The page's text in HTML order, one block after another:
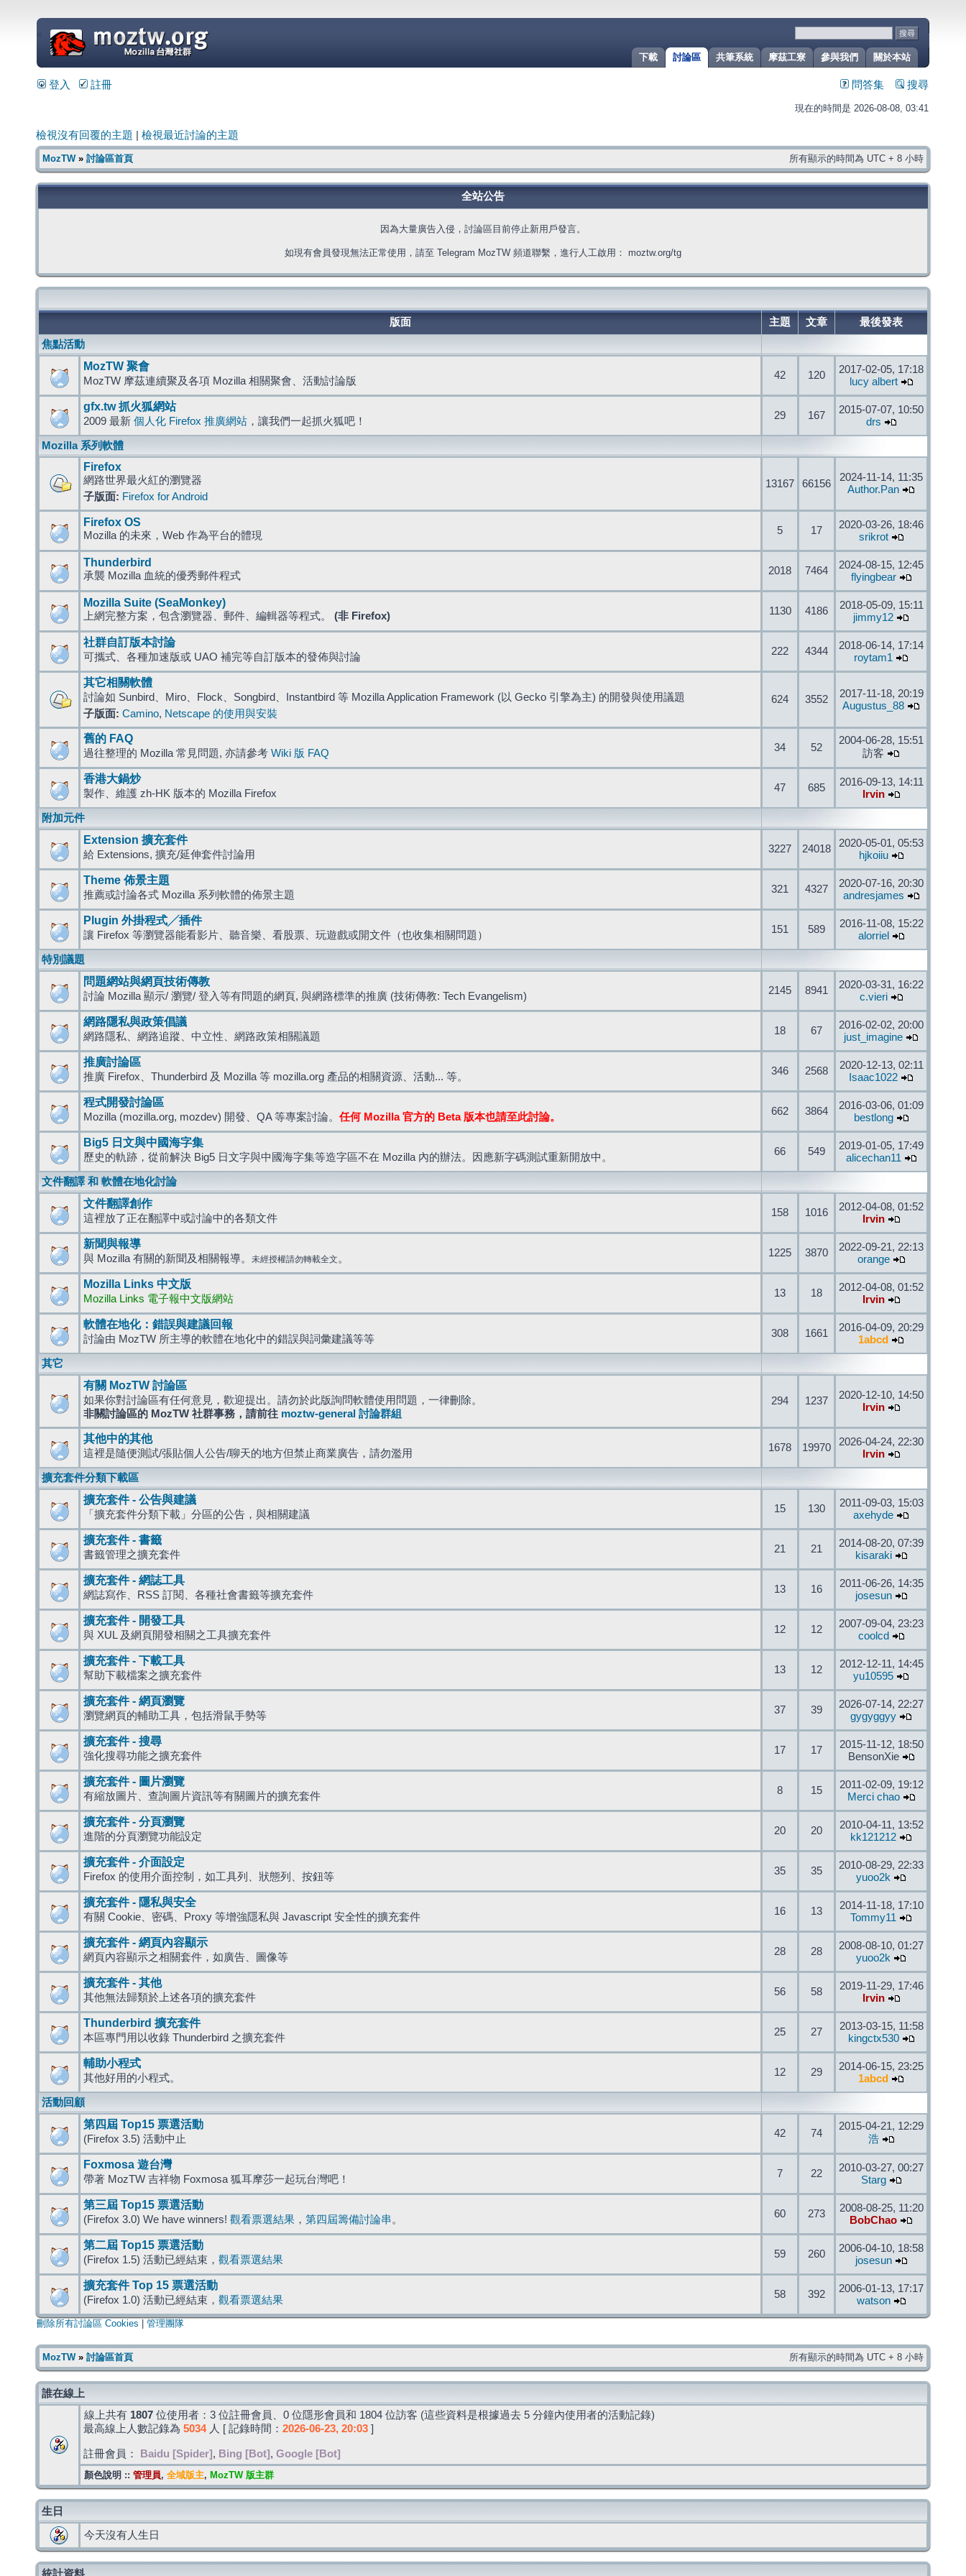
關於本站
參與我們
摩茲工寮
共筆系統
討論區
下載
=
登入 註冊 問答集 搜尋
現在的時間是 2026-08-08, 03:41
檢視沒有回覆的主題 檢視最近討論的主題
MozTW» 討論區首頁 所有顯示的時間為 UTC + 8 小時
全站公告
因為大量廣告入侵，討論區目前停止新用戶發言。
如現有會員發現無法正常使用，請至 Telegram MozTW 頻道聯繫，進行人工啟用： moztw.org/tg
版面 主題 文章
最後發表
焦點活動
MozTW 聚會
MozTW 摩茲連續聚及各項 Mozilla 相關聚會、活動討論版 42 120
2017-02-05, 17:18
lucy albert
gfx.tw 抓火狐網站
2009 最新 個人化 Firefox 推廣網站 ，讓我們一起抓火狐吧！ 29 167
2015-07-07, 10:50
drs
Mozilla 系列軟體
Firefox
網路世界最火紅的瀏覽器
子版面: Firefox for Android
13167 66156
2024-11-14, 11:35
Author.Pan
Firefox OS
Mozilla 的未來，Web 作為平台的體現 5 17
2020-03-26, 18:46
srikrot
Thunderbird
承襲 Mozilla 血統的優秀郵件程式 2018 7464
2024-08-15, 12:45
flyingbear
Mozilla Suite (SeaMonkey)
上網完整方案，包含瀏覽器、郵件、編輯器等程式。 (非 Firefox) 1130 4186
2018-05-09, 15:11
jimmy12
社群自訂版本討論
可攜式、各種加速版或 UAO 補完等自訂版本的發佈與討論 222 4344
2018-06-14, 17:14
roytam1
其它相關軟體
討論如 Sunbird、Miro、Flock、Songbird、Instantbird 等 Mozilla Application Framework (以 Gecko 引擎為主) 的開發與使用議題
子版面: Camino, Netscape 的使用與安裝
624 3552
2017-11-18, 20:19
Augustus_88
舊的 FAQ
過往整理的 Mozilla 常見問題, 亦請參考 Wiki 版 FAQ 34 52
2004-06-28, 15:51
訪客
香港大鍋炒
製作、維護 zh-HK 版本的 Mozilla Firefox 47 685
2016-09-13, 14:11
Irvin
附加元件
Extension 擴充套件
給 Extensions, 擴充/延伸套件討論用 3227 24018
2020-05-01, 05:53
hjkoiiu
Theme 佈景主題
推薦或討論各式 Mozilla 系列軟體的佈景主題 321 4327
2020-07-16, 20:30
andresjames
Plugin 外掛程式╱插件
讓 Firefox 等瀏覽器能看影片、聽音樂、看股票、玩遊戲或開文件（也收集相關問題） 151 589
2016-11-08, 15:22
alorriel
特別議題
問題網站與網頁技術傳教
討論 Mozilla 顯示/ 瀏覽/ 登入等有問題的網頁, 與網路標準的推廣 (技術傳教: Tech Evangelism) 2145 8941
2020-03-31, 16:22
c.vieri
網路隱私與政策倡議
網路隱私、網路追蹤、中立性、網路政策相關議題 18 67
2016-02-02, 20:00
just_imagine
推廣討論區
推廣 Firefox、Thunderbird 及 Mozilla 等 mozilla.org 產品的相關資源、活動... 等。 346 2568
2020-12-13, 02:11
Isaac1022
程式開發討論區
Mozilla (mozilla.org, mozdev) 開發、QA 等專案討論。 任何 Mozilla 官方的 Beta 版本也請至此討論。 662 3864
2016-03-06, 01:09
bestlong
Big5 日文與中國海字集
歷史的軌跡，從前解決 Big5 日文字與中國海字集等造字區不在 Mozilla 內的辦法。因應新字碼測試重新開放中。 66 549
2019-01-05, 17:49
alicechan11
文件翻譯 和 軟體在地化討論
文件翻譯創作
這裡放了正在翻譯中或討論中的各類文件 158 1016
2012-04-08, 01:52
Irvin
新聞與報導
與 Mozilla 有關的新聞及相關報導。 未經授權請勿轉載全文 。 1225 3870
2022-09-21, 22:13
orange
Mozilla Links 中文版
Mozilla Links 電子報中文版網站 13 18
2012-04-08, 01:52
Irvin
軟體在地化：錯誤與建議回報
討論由 MozTW 所主導的軟體在地化中的錯誤與詞彙建議等等 308 1661
2016-04-09, 20:29
1abcd
其它
有關 MozTW 討論區
如果你對討論區有任何意見，歡迎提出。請勿於此版詢問軟體使用問題，一律刪除。
非關討論區的 MozTW 社群事務，請前往 moztw-general 討論群組
294 1237
2020-12-10, 14:50
Irvin
其他中的其他
這裡是隨便測試/張貼個人公告/聊天的地方但禁止商業廣告，請勿濫用 1678 19970
2026-04-24, 22:30
Irvin
擴充套件分類下載區
擴充套件 - 公告與建議
「擴充套件分類下載」分區的公告，與相關建議 15 130
2011-09-03, 15:03
axehyde
擴充套件 - 書籤
書籤管理之擴充套件 21 21
2014-08-20, 07:39
kisaraki
擴充套件 - 網誌工具
網誌寫作、RSS 訂閱、各種社會書籤等擴充套件 13 16
2011-06-26, 14:35
josesun
擴充套件 - 開發工具
與 XUL 及網頁開發相關之工具擴充套件 12 12
2007-09-04, 23:23
coolcd
擴充套件 - 下載工具
幫助下載檔案之擴充套件 13 12
2012-12-11, 14:45
yu10595
擴充套件 - 網頁瀏覽
瀏覽網頁的輔助工具，包括滑鼠手勢等 37 39
2026-07-14, 22:27
gygyggyy
擴充套件 - 搜尋
強化搜尋功能之擴充套件 17 17
2015-11-12, 18:50
BensonXie
擴充套件 - 圖片瀏覽
有縮放圖片、查詢圖片資訊等有關圖片的擴充套件 8 15
2011-02-09, 19:12
Merci chao
擴充套件 - 分頁瀏覽
進階的分頁瀏覽功能設定 20 20
2010-04-11, 13:52
kk121212
擴充套件 - 介面設定
Firefox 的使用介面控制，如工具列、狀態列、按鈕等 35 35
2010-08-29, 22:33
yuoo2k
擴充套件 - 隱私與安全
有關 Cookie、密碼、Proxy 等增強隱私與 Javascript 安全性的擴充套件 16 13
2014-11-18, 17:10
Tommy11
擴充套件 - 網頁內容顯示
網頁內容顯示之相關套件，如廣告、圖像等 28 28
2008-08-10, 01:27
yuoo2k
擴充套件 - 其他
其他無法歸類於上述各項的擴充套件 56 58
2019-11-29, 17:46
Irvin
Thunderbird 擴充套件
本區專門用以收錄 Thunderbird 之擴充套件 25 27
2013-03-15, 11:58
kingctx530
輔助小程式
其他好用的小程式。 12 29
2014-06-15, 23:25
1abcd
活動回顧
第四屆 Top15 票選活動
(Firefox 3.5) 活動中止 42 74
2015-04-21, 12:29
浩
Foxmosa 遊台灣
帶著 MozTW 吉祥物 Foxmosa 狐耳摩莎一起玩台灣吧！ 7 22
2010-03-27, 00:27
Starg
第三屆 Top15 票選活動
(Firefox 3.0) We have winners! 觀看票選結果 ， 第四屆籌備討論串 。 60 273
2008-08-25, 11:20
BobChao
第二屆 Top15 票選活動
(Firefox 1.5) 活動已經結束， 觀看票選結果 59 260
2006-04-10, 18:58
josesun
擴充套件 Top 15 票選活動
(Firefox 1.0) 活動已經結束， 觀看票選結果 58 392
2006-01-13, 17:17
watson
刪除所有討論區 Cookies 管理團隊
MozTW» 討論區首頁 所有顯示的時間為 UTC + 8 小時
誰在線上
線上共有 1807 位使用者：3 位註冊會員、0 位隱形會員和 1804 位訪客 (這些資料是根據過去 5 分鐘內使用者的活動記錄)
最高線上人數記錄為 5034人 [ 記錄時間： 2026-06-23, 20:03 ]
註冊會員： Baidu [Spider] , Bing [Bot] , Google [Bot]
顏色說明 :: 管理員, 全域版主, MozTW 版主群
生日
今天沒有人生日